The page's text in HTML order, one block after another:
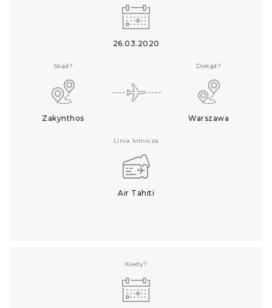
26.03.2020
Skąd?
Zakynthos
Dokąd?
Warszawa
Linia lotnicza
Air Tahiti
Kiedy?